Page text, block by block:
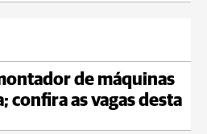
de máquinas
confira as vagas desta